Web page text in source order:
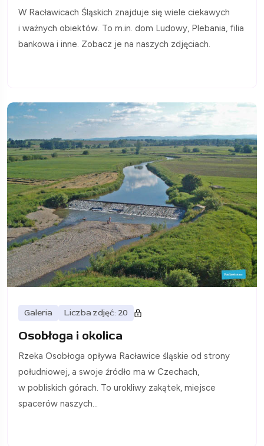
W Racławicach Śląskich znajduje się wiele ciekawych
i ważnych obiektów. To m.in. dom Ludowy, Plebania, filia
bankowa i inne. Zobacz je na naszych zdjęciach.
Galeria Liczba zdjęć: 20
Osobłoga i okolica
Rzeka Osobłoga opływa Racławice śląskie od strony
południowej, a swoje źródło ma w Czechach,
w pobliskich górach. To urokliwy zakątek, miejsce
spacerów naszych...